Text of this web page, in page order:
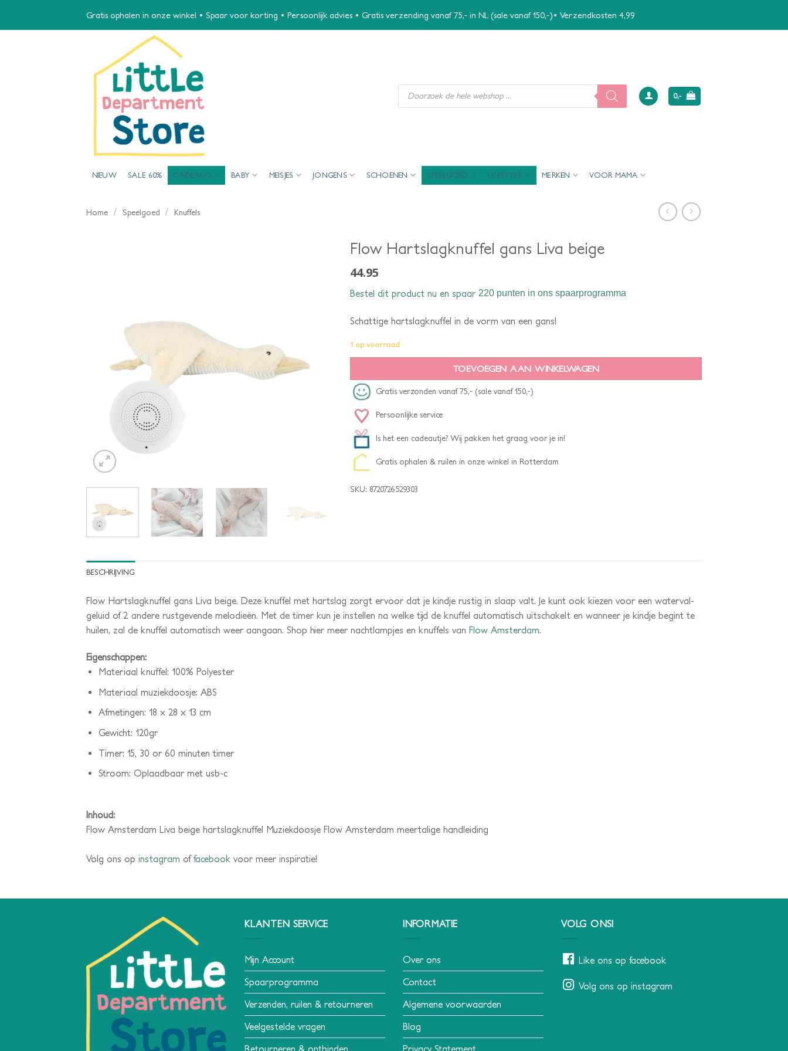
Gratis ophalen in onze winkel • Spaar voor korting • Persoonlijk advies • Gratis verzending vanaf 75,- in NL (sale vanaf 150,-)• Verzendkosten 4,99
Producten
zoeken
0,-
NIEUW SALE 60% CADEAU’S BABY MEISJES JONGENS SCHOENEN SPEELGOED LIFESTYLE MERKEN VOOR MAMA
Home / Speelgoed / Knuffels
Flow Hartslagknuffel gans Liva beige
44.95
Bestel dit product nu en spaar 220 punten in ons spaarprogramma
Schattige hartslagknuffel in de vorm van een gans!
1 op voorraad
TOEVOEGEN AAN WINKELWAGEN
Gratis verzonden vanaf 75,- (sale vanaf 150,-)
Persoonlijke service
Is het een cadeautje? Wij pakken het graag voor je in!
Gratis ophalen & ruilen in onze winkel in Rotterdam
SKU: 8720726529303
BESCHRIJVING
Flow Hartslagknuffel gans Liva beige. Deze knuffel met hartslag zorgt ervoor dat je kindje rustig in slaap valt. Je kunt ook kiezen voor een waterval-
geluid of 2 andere rustgevende melodieën. Met de timer kun je instellen na welke tijd de knuffel automatisch uitschakelt en wanneer je kindje begint te
huilen, zal de knuffel automatisch weer aangaan. Shop hier meer nachtlampjes en knuffels van Flow Amsterdam.
Eigenschappen:
Materiaal knuffel: 100% Polyester
Materiaal muziekdoosje: ABS
Afmetingen: 18 x 28 x 13 cm
Gewicht: 120gr
Timer: 15, 30 or 60 minuten timer
Stroom: Oplaadbaar met usb-c
Inhoud:
Flow Amsterdam Liva beige hartslagknuffel Muziekdoosje Flow Amsterdam meertalige handleiding
Volg ons op instagram offacebook voor meer inspiratie!
KLANTEN SERVICE
Mijn Account
Spaarprogramma
Verzenden, ruilen & retourneren
Veelgestelde vragen
Retourneren & ontbinden
INFORMATIE
Over ons
Contact
Algemene voorwaarden
Blog
Privacy Statement
VOLG ONS!
Like ons op facebook
Volg ons op instagram